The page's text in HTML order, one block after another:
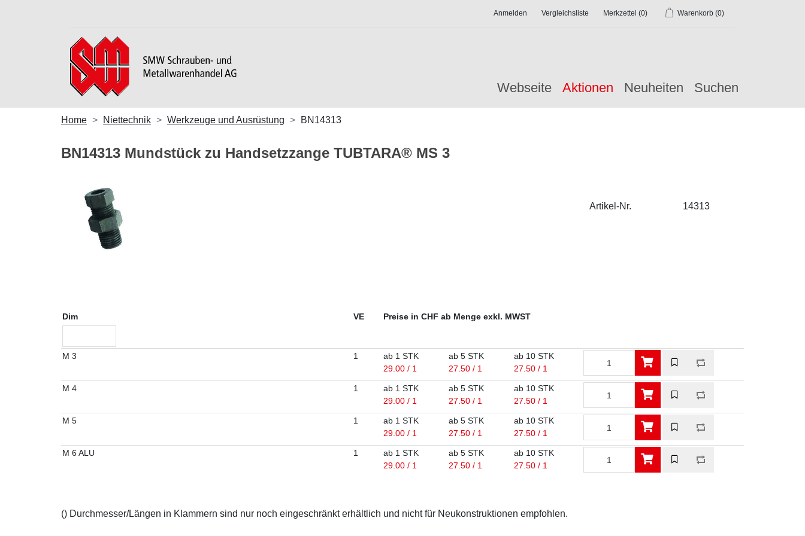
Anmelden Vergleichsliste Merkzettel (0) Warenkorb (0)
Webseite Aktionen Neuheiten Suchen
Home Niettechnik Werkzeuge und Ausrüstung BN14313
BN14313 Mundstück zu Handsetzzange TUBTARA® MS 3
Artikel-Nr. 14313
Dim VE Preise in CHF ab Menge exkl. MWST
M 3 1
ab 1 STK
29.00 / 1
ab 5 STK
27.50 / 1
ab 10 STK
27.50 / 1
M 4 1
ab 1 STK
29.00 / 1
ab 5 STK
27.50 / 1
ab 10 STK
27.50 / 1
M 5 1
ab 1 STK
29.00 / 1
ab 5 STK
27.50 / 1
ab 10 STK
27.50 / 1
M 6 ALU 1
ab 1 STK
29.00 / 1
ab 5 STK
27.50 / 1
ab 10 STK
27.50 / 1
() Durchmesser/Längen in Klammern sind nur noch eingeschränkt erhältlich und nicht für Neukonstruktionen empfohlen.